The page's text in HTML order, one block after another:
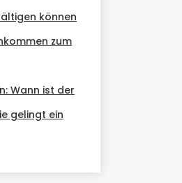
können
zum
Wann ist der
gelingt ein